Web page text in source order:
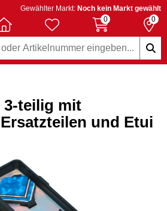
Gewählter Markt: Noch kein Markt gewählt
0
0
3-teilig mit
und Etui